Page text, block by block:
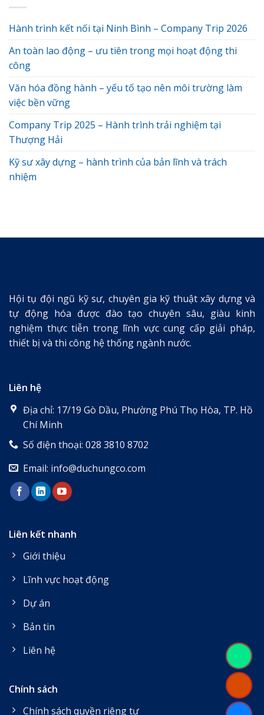
Hành trình kết nối tại Ninh Bình – Company Trip 2026
An toàn lao động – ưu tiên trong mọi hoạt động thi
công
Văn hóa đồng hành – yếu tố tạo nên môi trường làm
việc bền vững
Company Trip 2025 – Hành trình trải nghiệm tại
Thượng Hải
Kỹ sư xây dựng – hành trình của bản lĩnh và trách
nhiệm
Hội tụ đội ngũ kỹ sư, chuyên gia kỹ thuật xây dựng và
tự động hóa được đào tạo chuyên sâu, giàu kinh
nghiệm thực tiễn trong lĩnh vực cung cấp giải pháp,
thiết bị và thi công hệ thống ngành nước.
Liên hệ
Địa chỉ: 17/19 Gò Dầu, Phường Phú Thọ Hòa, TP. Hồ
Chí Minh
Số điện thoại: 028 3810 8702
Email: info@duchungco.com
Liên kết nhanh
Giới thiệu
Lĩnh vực hoạt động
Dự án
Bản tin
Liên hệ
Chính sách
Chính sách quyền riêng tư